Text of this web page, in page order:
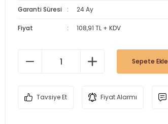
Garanti Süresi 24 Ay
Fiyat 108,91 TL + KDV
Sepete Ekle
Tavsiye Et Fiyat Alarmı